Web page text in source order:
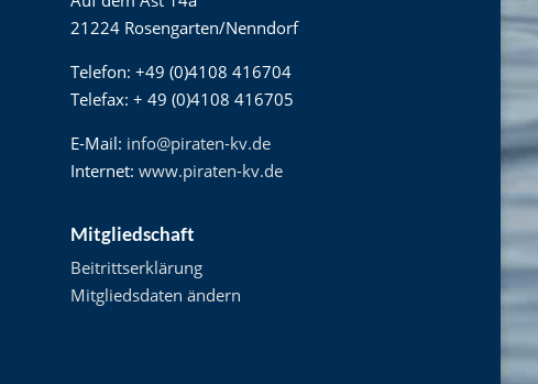
21224 Rosengarten/Nenndorf
Telefon: +49 (0)4108 416704
Telefax: + 49 (0)4108 416705
E-Mail: info@piraten-kv.de
Internet: www.piraten-kv.de
Mitgliedschaft
Beitrittserklärung
Mitgliedsdaten ändern